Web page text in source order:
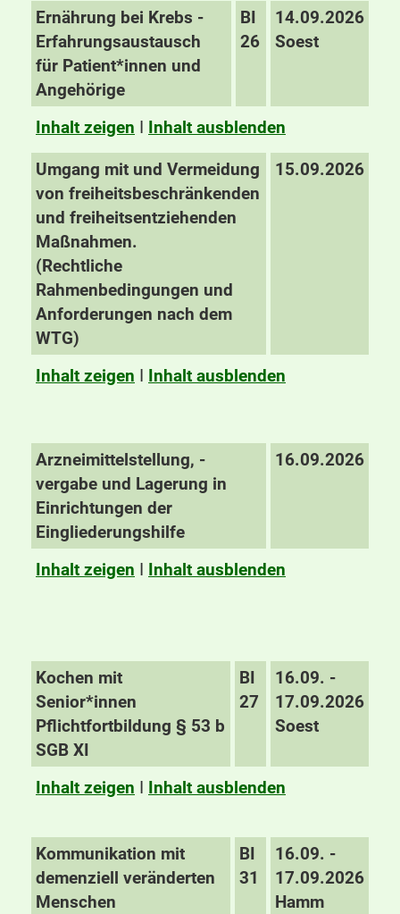
Ernährung bei Krebs -
Erfahrungsaustausch
für Patient*innen und
Angehörige
BI
26
14.09.2026
Soest
Inhalt zeigen I Inhalt ausblenden
Umgang mit und Vermeidung
von freiheitsbeschränkenden
und freiheitsentziehenden
Maßnahmen.
(Rechtliche
Rahmenbedingungen und
Anforderungen nach dem
WTG)
15.09.2026
Inhalt zeigen I Inhalt ausblenden
Arzneimittelstellung, -
vergabe und Lagerung in
Einrichtungen der
Eingliederungshilfe
16.09.2026
Inhalt zeigen I Inhalt ausblenden
Kochen mit
Senior*innen
Pflichtfortbildung § 53 b
SGB XI
BI
27
16.09. -
17.09.2026
Soest
Inhalt zeigen I Inhalt ausblenden
Kommunikation mit
demenziell veränderten
Menschen
BI
31
16.09. -
17.09.2026
Hamm